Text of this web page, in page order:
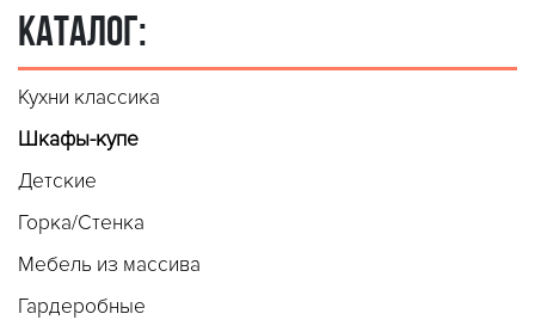
КАТАЛОГ:
Кухни классика
Шкафы-купе
Детские
Горка/Стенка
Мебель из массива
Гардеробные